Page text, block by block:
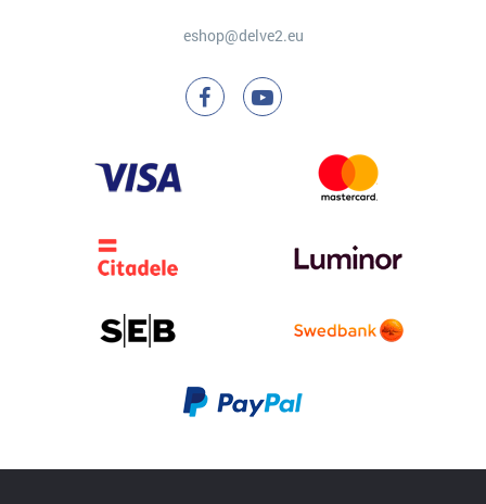
eshop@delve2.eu